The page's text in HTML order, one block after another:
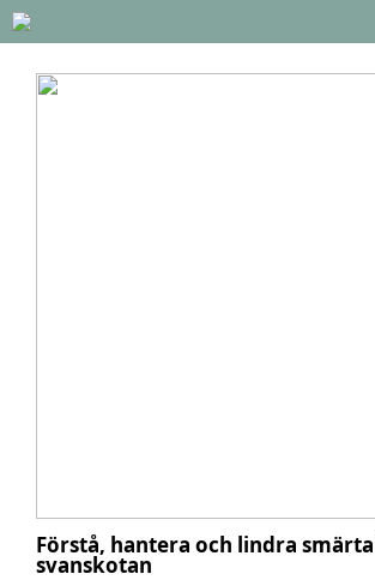
Förstå, hantera och lindra
svanskotan